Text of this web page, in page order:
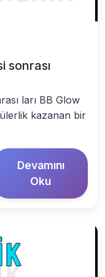
sonrası
ları BB Glow
kazanan bir
Devamını
Oku